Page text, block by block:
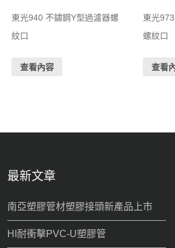
東光940 不鏽鋼Y型過濾器螺
紋口
查看內容
東光
螺紋口
查看
最新文章
南亞塑膠管材塑膠接頭新產品上市
HI耐衝擊PVC-U塑膠管